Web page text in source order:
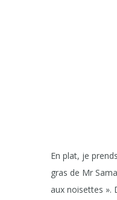
En plat, je
gras de Mr
aux noisettes ».